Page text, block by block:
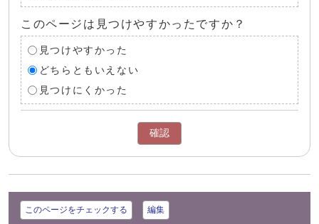
このページは見つけやすかったですか？
見つけやすかった
どちらともいえない
見つけにくかった
確認
このページをチェックする 編集